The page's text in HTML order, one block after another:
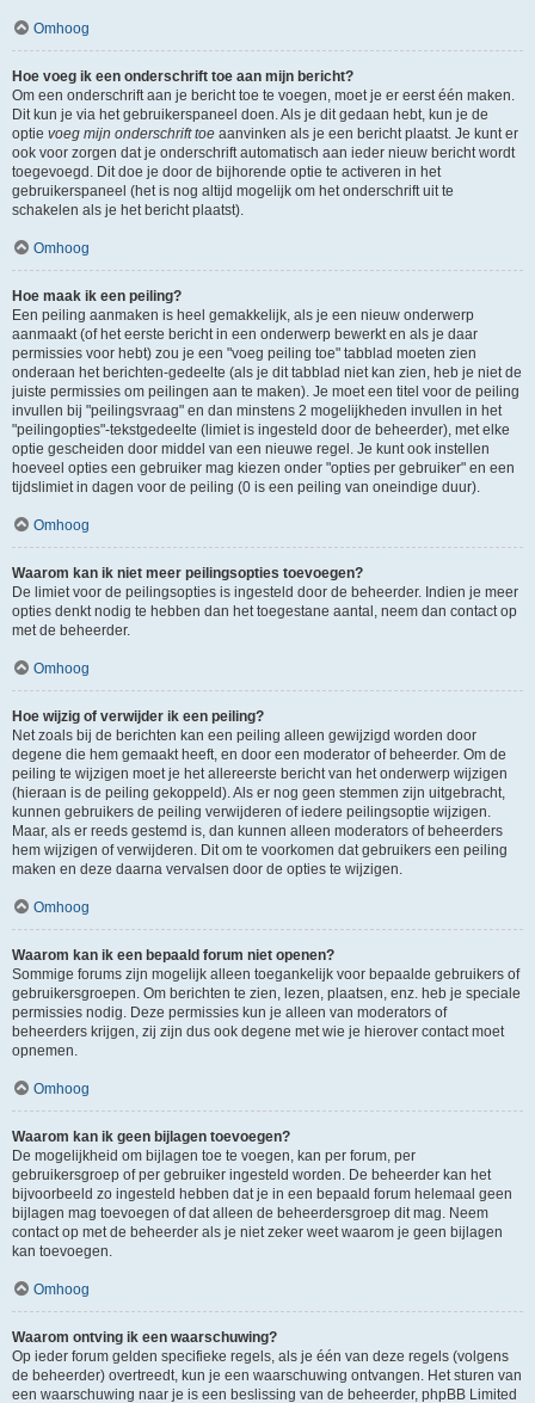
Omhoog
Hoe voeg ik een onderschrift toe aan mijn bericht?
Om een onderschrift aan je bericht toe te voegen, moet je er eerst één maken.
Dit kun je via het gebruikerspaneel doen. Als je dit gedaan hebt, kun je de
optie voeg mijn onderschrift toe aanvinken als je een bericht plaatst. Je kunt er
ook voor zorgen dat je onderschrift automatisch aan ieder nieuw bericht wordt
toegevoegd. Dit doe je door de bijhorende optie te activeren in het
gebruikerspaneel (het is nog altijd mogelijk om het onderschrift uit te
schakelen als je het bericht plaatst).
Omhoog
Hoe maak ik een peiling?
Een peiling aanmaken is heel gemakkelijk, als je een nieuw onderwerp
aanmaakt (of het eerste bericht in een onderwerp bewerkt en als je daar
permissies voor hebt) zou je een "voeg peiling toe" tabblad moeten zien
onderaan het berichten-gedeelte (als je dit tabblad niet kan zien, heb je niet de
juiste permissies om peilingen aan te maken). Je moet een titel voor de peiling
invullen bij "peilingsvraag" en dan minstens 2 mogelijkheden invullen in het
"peilingopties"-tekstgedeelte (limiet is ingesteld door de beheerder), met elke
optie gescheiden door middel van een nieuwe regel. Je kunt ook instellen
hoeveel opties een gebruiker mag kiezen onder "opties per gebruiker" en een
tijdslimiet in dagen voor de peiling (0 is een peiling van oneindige duur).
Omhoog
Waarom kan ik niet meer peilingsopties toevoegen?
De limiet voor de peilingsopties is ingesteld door de beheerder. Indien je meer
opties denkt nodig te hebben dan het toegestane aantal, neem dan contact op
met de beheerder.
Omhoog
Hoe wijzig of verwijder ik een peiling?
Net zoals bij de berichten kan een peiling alleen gewijzigd worden door
degene die hem gemaakt heeft, en door een moderator of beheerder. Om de
peiling te wijzigen moet je het allereerste bericht van het onderwerp wijzigen
(hieraan is de peiling gekoppeld). Als er nog geen stemmen zijn uitgebracht,
kunnen gebruikers de peiling verwijderen of iedere peilingsoptie wijzigen.
Maar, als er reeds gestemd is, dan kunnen alleen moderators of beheerders
hem wijzigen of verwijderen. Dit om te voorkomen dat gebruikers een peiling
maken en deze daarna vervalsen door de opties te wijzigen.
Omhoog
Waarom kan ik een bepaald forum niet openen?
Sommige forums zijn mogelijk alleen toegankelijk voor bepaalde gebruikers of
gebruikersgroepen. Om berichten te zien, lezen, plaatsen, enz. heb je speciale
permissies nodig. Deze permissies kun je alleen van moderators of
beheerders krijgen, zij zijn dus ook degene met wie je hierover contact moet
opnemen.
Omhoog
Waarom kan ik geen bijlagen toevoegen?
De mogelijkheid om bijlagen toe te voegen, kan per forum, per
gebruikersgroep of per gebruiker ingesteld worden. De beheerder kan het
bijvoorbeeld zo ingesteld hebben dat je in een bepaald forum helemaal geen
bijlagen mag toevoegen of dat alleen de beheerdersgroep dit mag. Neem
contact op met de beheerder als je niet zeker weet waarom je geen bijlagen
kan toevoegen.
Omhoog
Waarom ontving ik een waarschuwing?
Op ieder forum gelden specifieke regels, als je één van deze regels (volgens
de beheerder) overtreedt, kun je een waarschuwing ontvangen. Het sturen van
een waarschuwing naar je is een beslissing van de beheerder, phpBB Limited